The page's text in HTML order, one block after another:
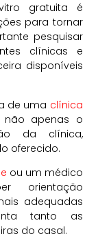
gratuita é
para tornar
pesquisar
clínicas e
disponíveis
de uma clínica
apenas o
da clínica,
oferecido.
ou um médico
orientação
adequadas
tanto as
do casal.